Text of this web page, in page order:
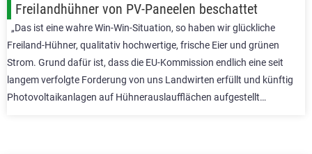
Freilandhühner von PV-Paneelen beschattet
„Das ist eine wahre Win-Win-Situation, so haben wir glückliche
Freiland-Hühner, qualitativ hochwertige, frische Eier und grünen
Strom. Grund dafür ist, dass die EU-Kommission endlich eine seit
langem verfolgte Forderung von uns Landwirten erfüllt und künftig
Photovoltaikanlagen auf Hühnerauslaufflächen aufgestellt…